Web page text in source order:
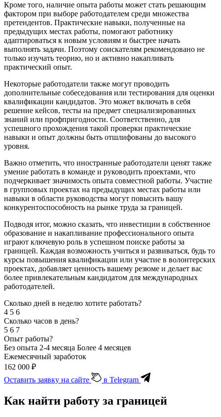
Кроме того, наличие опыта работы может стать решающим
фактором при выборе работодателем среди множества
претендентов. Практические навыки, полученные на
предыдущих местах работы, помогают работнику
адаптироваться к новым условиям и быстрее начать
выполнять задачи. Поэтому соискателям рекомендовано не
только изучать теорию, но и активно накапливать
практический опыт.
Некоторые работодатели также могут проводить
дополнительные собеседования или тестирования для оценки
квалификации кандидатов. Это может включать в себя
решение кейсов, тесты на предмет специализированных
знаний или профпригодности. Соответственно, для
успешного прохождения такой проверки практические
навыки и опыт должны быть отшлифованы до высокого
уровня.
Важно отметить, что иностранные работодатели ценят также
умение работать в команде и руководить проектами, что
подчеркивает значимость опыта совместной работы. Участие
в групповых проектах на предыдущих местах работы или
навыки в области руководства могут повысить вашу
конкурентоспособность на рынке труда за границей.
Подводя итог, можно сказать, что инвестиции в собственное
образование и накапливание профессионального опыта
играют ключевую роль в успешном поиске работы за
границей. Каждая возможность учиться и развиваться, будь то
курсы повышения квалификации или участие в волонтерских
проектах, добавляет ценность вашему резюме и делает вас
более привлекательным кандидатом для международных
работодателей.
Сколько дней в неделю хотите работать?
4 5 6
Сколько часов в день?
5 6 7
Опыт работы?
Без опыта 2-4 месяца Более 4 месяцев
Ежемесячный заработок
162 000 ₽
Оставить заявку на сайте
в Telegram
Как найти работу за границей